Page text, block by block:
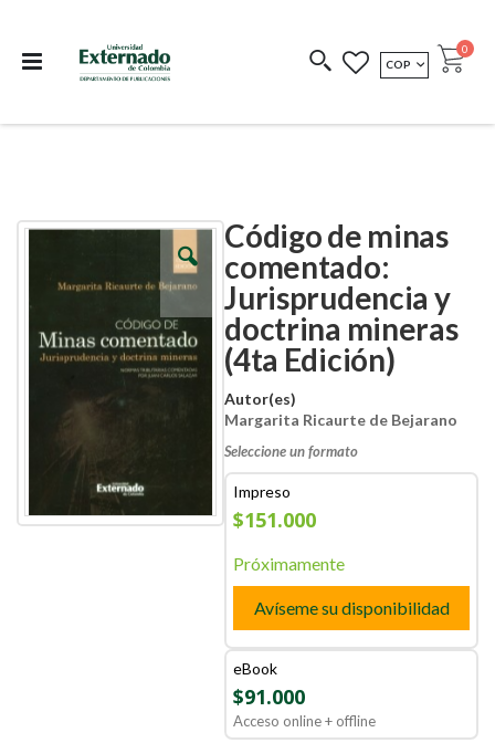
COEDICIONES REDIMIR CÓDIGO
MONEDA
COP Cart
0
Código de minas
comentado:
Jurisprudencia y
doctrina mineras
(4ta Edición)
Autor(es)
Margarita Ricaurte de Bejarano
Seleccione un formato
Impreso
$151.000
Próximamente
Avíseme su disponibilidad
eBook
$91.000
Acceso online + offline
Skip
images
Skip
beginning
images